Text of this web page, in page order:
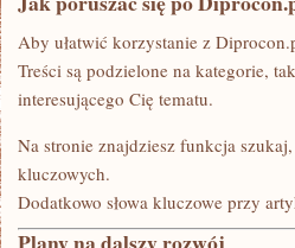
Aby ułatwić korzystanie z
Treści są podzielone na kategorie,
interesującego Cię tematu.
Na stronie znajdziesz funkcja
kluczowych.
Dodatkowo słowa kluczowe przy